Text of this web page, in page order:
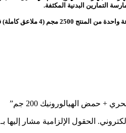
التمارين البدنية المكثفة.
كوب القياس الموجود في العبوة (1 مل). خذ 1 إلى 2 حصص يوميا.
حمض الهيالورونيك 200 جم”
الحقول الإلزامية مشار إليها بـ